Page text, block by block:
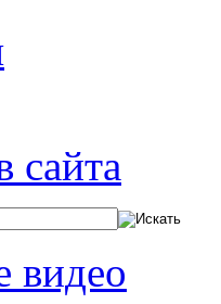
сайта
видео